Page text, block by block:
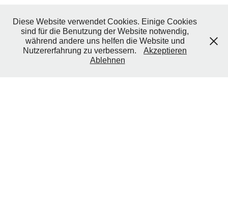
Aktuelles:
Diese Website verwendet Cookies. Einige Cookies
sind für die Benutzung der Website notwendig,
während andere uns helfen die Website und
Nutzererfahrung zu verbessern.
Akzeptieren
Ablehnen